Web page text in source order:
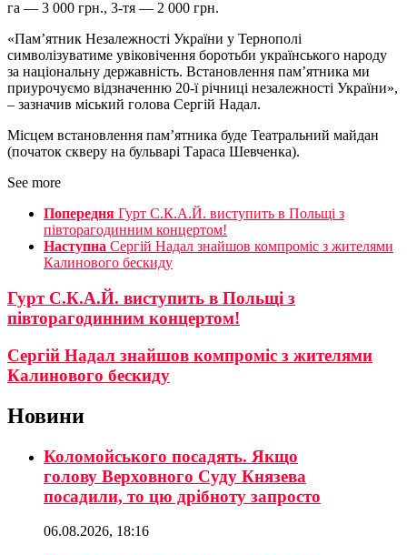
га — 3 000 грн., 3-тя — 2 000 грн.
«Пам’ятник Незалежності України у Тернополі
символізуватиме увіковічення боротьби українського народу
за національну державність. Встановлення пам’ятника ми
приурочуємо відзначенню 20-ї річниці незалежності України»,
– зазначив міський голова Сергій Надал.
Місцем встановлення пам’ятника буде Театральний майдан
(початок скверу на бульварі Тараса Шевченка).
See more
Попередня Гурт С.К.А.Й. виступить в Польщі з
півторагодинним концертом!
Наступна Сергій Надал знайшов компроміс з жителями
Калинового бескиду
Гурт С.К.А.Й. виступить в Польщі з
півторагодинним концертом!
Сергій Надал знайшов компроміс з жителями
Калинового бескиду
Новини
Коломойського посадять. Якщо
голову Верховного Суду Князева
посадили, то цю дрібноту запросто
06.08.2026, 18:16